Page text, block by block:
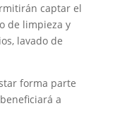
captar el
de limpieza y
lavado de
forma parte
a